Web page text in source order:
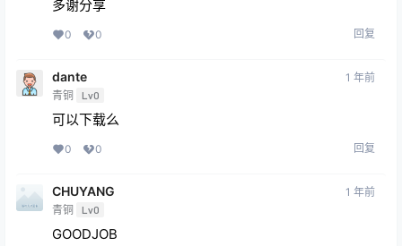
多谢分享
0 0 回复
dante
青铜 Lv0
1 年前
可以下载么
0 0 回复
CHUYANG
青铜 Lv0
1 年前
GOODJOB